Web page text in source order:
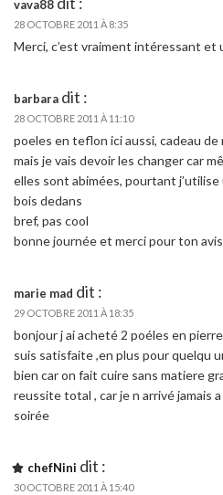
vava88
28 OCTOBRE 2011 À 8:35
Merci, c’est vraiment intéressant et
barbara dit :
28 OCTOBRE 2011 À 11:10
poeles en teflon ici aussi, cadeau de
mais je vais devoir les changer car
elles sont abimées, pourtant
bois dedans
bref, pas cool
bonne journée et merci pour ton
marie mad dit :
29 OCTOBRE 2011 À 18:35
bonjour j ai acheté 2 poéles en
suis satisfaite ,en plus pour quelqu
bien car on fait cuire sans matiere
reussite total , car je n arrivé jamais
soirée
chefNini dit :
30 OCTOBRE 2011 À 15:40